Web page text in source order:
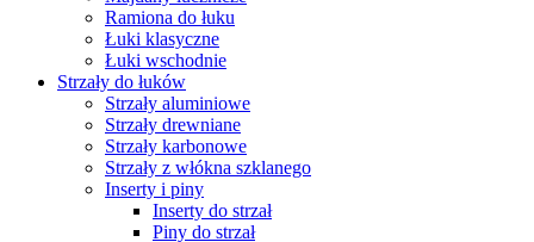
Ramiona do łuku
Łuki klasyczne
Łuki wschodnie
Strzały do łuków
Strzały aluminiowe
Strzały drewniane
Strzały karbonowe
Strzały z włókna szklanego
Inserty i piny
Inserty do strzał
Piny do strzał